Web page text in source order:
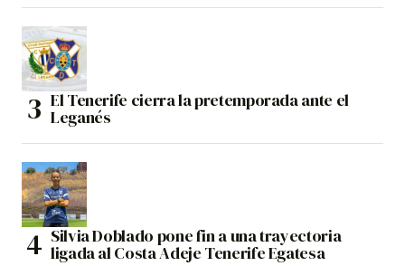
El Tenerife cierra la pretemporada ante el
Leganés
Silvia Doblado pone fin a una trayectoria
ligada al Costa Adeje Tenerife Egatesa